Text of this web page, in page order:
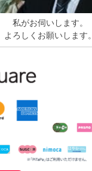
私がお伺いします。
よろしくお願いします。